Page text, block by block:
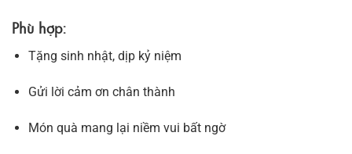
Phù hợp:
Tặng sinh nhật, dịp kỷ niệm
Gửi lời cảm ơn chân thành
Món quà mang lại niềm vui bất ngờ